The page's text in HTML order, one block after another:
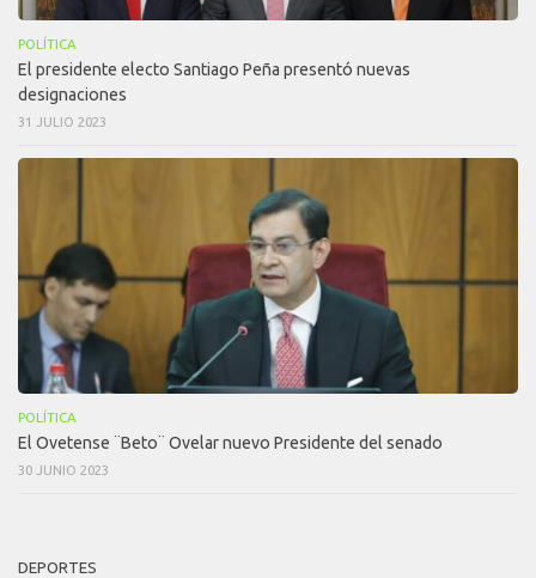
POLÍTICA
El presidente electo Santiago Peña presentó nuevas
designaciones
31 JULIO 2023
POLÍTICA
El Ovetense ¨Beto¨ Ovelar nuevo Presidente del senado
30 JUNIO 2023
DEPORTES